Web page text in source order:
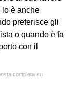
è anche
preferisce gli
o quando è fa
con il
completa su